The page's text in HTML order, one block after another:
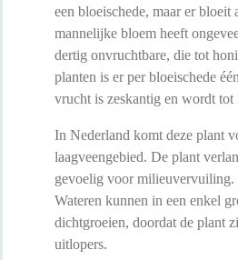
een bloeischede, maar er
mannelijke bloem heeft
dertig onvruchtbare, die tot
planten is er per bloeischede
vrucht is zeskantig en wordt tot
In Nederland komt deze plant
laagveengebied. De plant
gevoelig voor milieuvervuiling.
Wateren kunnen in een enkel
dichtgroeien, doordat de plant
uitlopers.